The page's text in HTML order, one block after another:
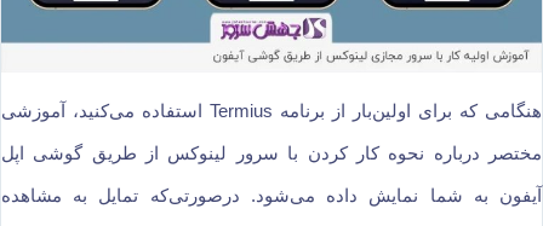
هنگامی که برای اولین‌بار از برنامه Termius استفاده می‌کنید، آموزشی
مختصر درباره نحوه کار کردن با سرور لینوکس از طریق گوشی اپل
آیفون به شما نمایش داده می‌شود. درصورتی‌که تمایل به مشاهده